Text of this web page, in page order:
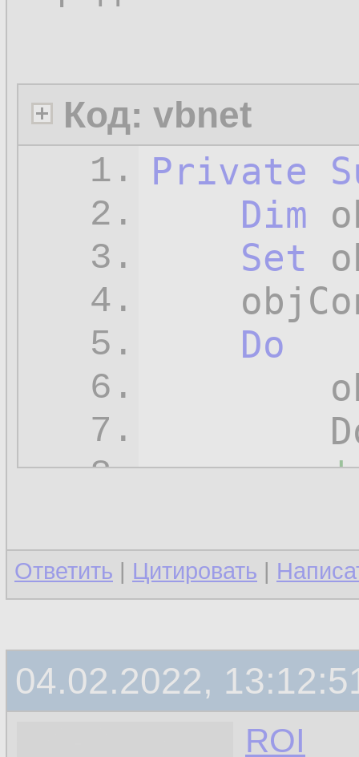
Код: vbnet
1.
2.
3.
4.
5.
6.
7.
8.
10.
11.
12.
13.
Private
Dim
Set
Do
	DoEvents
	DoEvents
Ответить | Цитировать |
04.02.2022,
ROI